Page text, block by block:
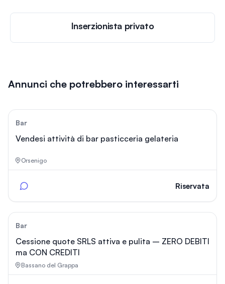
Inserzionista privato
Annunci che potrebbero interessarti
Bar
Vendesi attività di bar pasticceria gelateria
Orsenigo
Riservata
Bar
Cessione quote SRLS attiva e pulita – ZERO DEBITI
ma CON CREDITI
Bassano del Grappa